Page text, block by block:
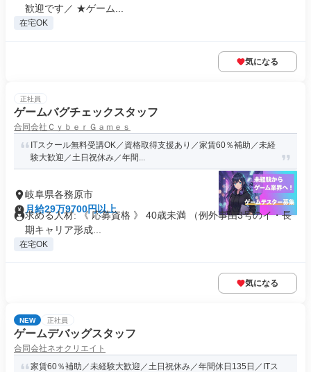
歓迎です／ ★ゲーム...
在宅OK
気になる
正社員
ゲームバグチェックスタッフ
合同会社ＣｙｂｅｒＧａｍｅｓ
ITスクール無料受講OK／資格取得支援あり／家賃60％補助／未経
験大歓迎／土日祝休み／年間...
岐阜県各務原市
月給29万9700円以上
求める人材: 《 応募資格 》 40歳未満 （例外事由3号のイ・長
期キャリア形成...
在宅OK
気になる
NEW 正社員
ゲームデバッグスタッフ
合同会社ネオクリエイト
家賃60％補助／未経験大歓迎／土日祝休み／年間休日135日／ITス